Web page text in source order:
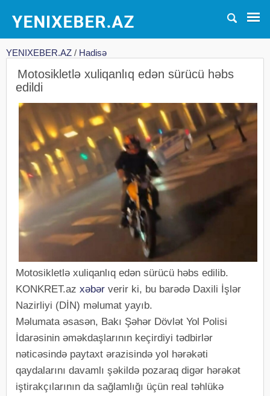
YENIXEBER.AZ / Hadisə
Motosikletlə xuliqanlıq edən sürücü həbs
edildi
Motosikletlə xuliqanlıq edən sürücü həbs edilib.
KONKRET.az xəbər verir ki, bu barədə Daxili İşlər
Nazirliyi (DİN) məlumat yayıb.
Məlumata əsasən, Bakı Şəhər Dövlət Yol Polisi
İdarəsinin əməkdaşlarının keçirdiyi tədbirlər
nəticəsində paytaxt ərazisində yol hərəkəti
qaydalarını davamlı şəkildə pozaraq digər hərəkət
iştirakçılarının da sağlamlığı üçün real təhlükə